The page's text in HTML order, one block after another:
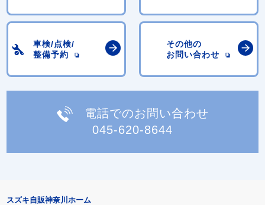
車検/点検/
整備予約
その他の
お問い合わせ
電話でのお問い合わせ
045-620-8644
スズキ自販神奈川ホーム